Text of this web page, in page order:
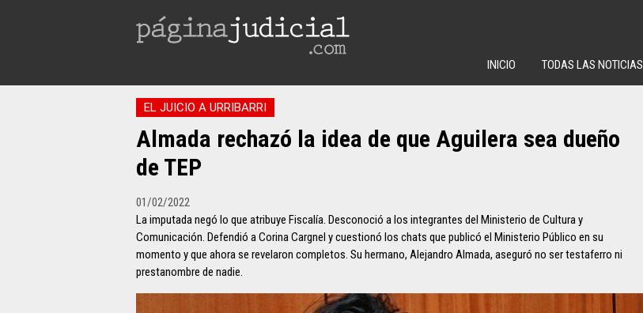
INICIO TODAS LAS NOTICIAS
EL JUICIO A URRIBARRI
Almada rechazó la idea de que Aguilera sea dueño
de TEP
01/02/2022
La imputada negó lo que atribuye Fiscalía. Desconoció a los integrantes del Ministerio de Cultura y
Comunicación. Defendió a Corina Cargnel y cuestionó los chats que publicó el Ministerio Público en su
momento y que ahora se revelaron completos. Su hermano, Alejandro Almada, aseguró no ser testaferro ni
prestanombre de nadie.